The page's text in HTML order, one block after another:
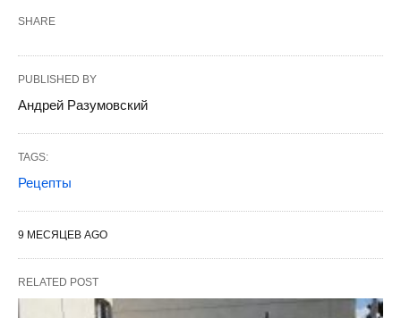
SHARE
PUBLISHED BY
Андрей Разумовский
TAGS:
Рецепты
9 МЕСЯЦЕВ AGO
RELATED POST